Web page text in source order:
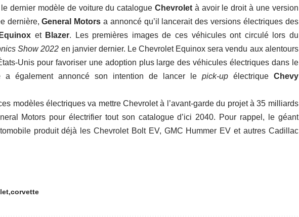
dernier modèle de voiture du catalogueChevrolet à avoir le droit à une version
dernière,General Motorsa annoncé qu’il lancerait des versions électriques des
et Blazer. Les premières images de ces véhicules ont circulé lors du
Show 2022 en janvier dernier. Le Chevrolet Equinox sera vendu aux alentours
Unis pour favoriser une adoption plus large des véhicules électriques dans le
a également annoncé son intention de lancer le pick-upélectrique Chevy
modèles électriques va mettre Chevrolet à l’avant-garde du projet à 35 milliards
Motors pour électrifier tout son catalogue d’ici 2040. Pour rappel, le géant
produit déjà les Chevrolet Bolt EV, GMC Hummer EV et autres Cadillac
corvette